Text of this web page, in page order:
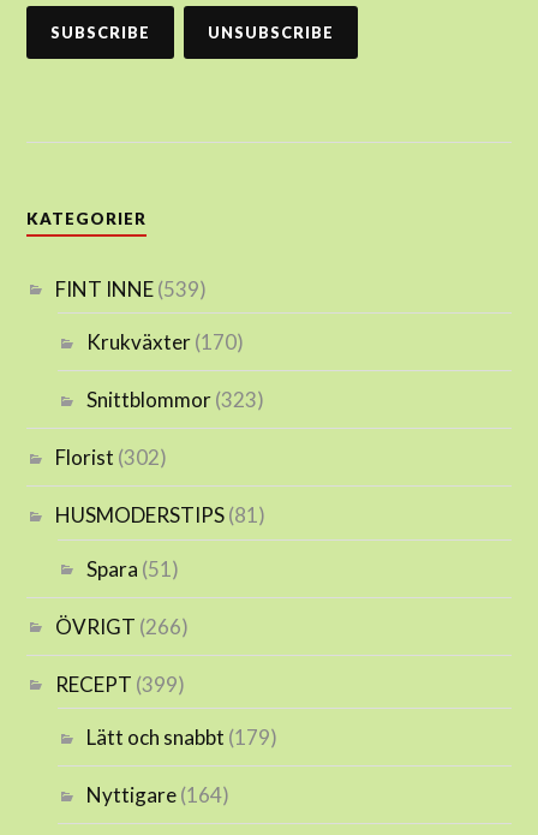
KATEGORIER
FINT INNE(539)
Krukväxter(170)
Snittblommor(323)
Florist (302)
HUSMODERSTIPS(81)
Spara (51)
ÖVRIGT (266)
RECEPT (399)
Lätt och snabbt (179)
Nyttigare(164)